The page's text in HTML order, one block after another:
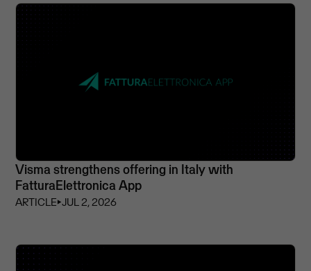
Visma strengthens offering in Italy with
FatturaElettronica App
ARTICLE⏵JUL 2, 2026